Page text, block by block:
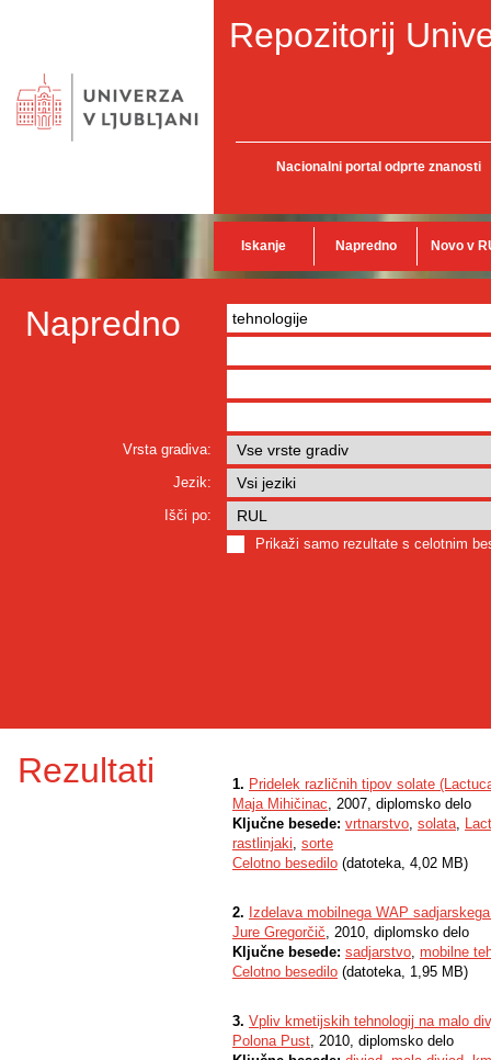
Repozitorij
Nacionalni portal odprte znanosti
Iskanje Napredno Novo v
Napredno
Vrsta gradiva:
Jezik:
Išči po:
Prikaži samo rezultate s celotnim
Rezultati 1. Pridelek različnih tipov solate
Maja Mihičinac, 2007, diplomsko delo
Ključne besede: vrtnarstvo, solata,
rastlinjaki, sorte
Celotno besedilo (datoteka, 4,02 MB)
2. Izdelava mobilnega WAP
Jure Gregorčič, 2010, diplomsko delo
Ključne besede: sadjarstvo, mobilne
Celotno besedilo (datoteka, 1,95 MB)
3. Vpliv kmetijskih tehnologij na malo
Polona Pust, 2010, diplomsko delo